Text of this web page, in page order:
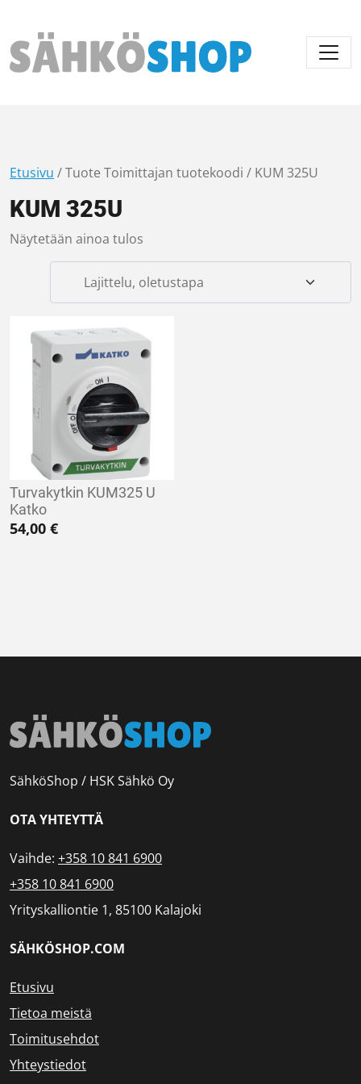
Päävalikko
Etusivu / Tuote Toimittajan tuotekoodi / KUM 325U
KUM 325U
Näytetään ainoa tulos
Turvakytkin KUM325 U
Katko
54,00 €
SähköShop / HSK Sähkö Oy
OTA YHTEYTTÄ
Vaihde: +358 10 841 6900
+358 10 841 6900
Yrityskalliontie 1, 85100 Kalajoki
SÄHKÖSHOP.COM
Etusivu
Tietoa meistä
Toimitusehdot
Yhteystiedot